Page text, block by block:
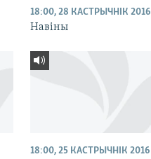
18:00, 28 КАСТРЫЧНІК 2016
Навіны
18:00, 25 КАСТРЫЧНІК 2016